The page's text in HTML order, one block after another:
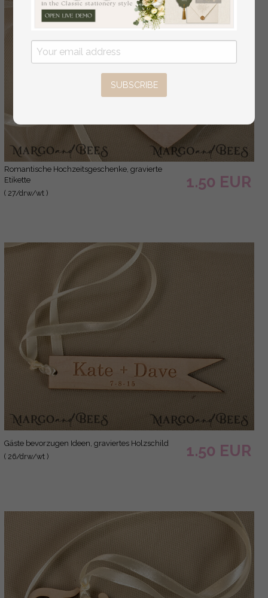
romantische Hochzeitsgeschenke, gravierte
Etikette
( 27/drw/wt )
1.50 EUR
Gäste bevorzugen Ideen, graviertes Holzschild
( 26/drw/wt )
1.50 EUR
SUBSCRIBE